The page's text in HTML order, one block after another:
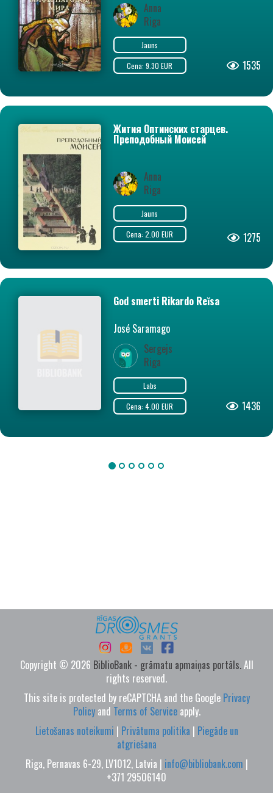
Anna
Riga
Jauns
Cena: 9.30 EUR
1535
Жития Оптинских старцев.
Преподобный Моисей
Anna
Riga
Jauns
Cena: 2.00 EUR
1275
God smerti Rikardo Reĭsa
José Saramago
Sergejs
Riga
Labs
Cena: 4.00 EUR
1436
Copyright © 2026 BiblioBank - grāmatu apmaiņas portāls.All
rights reserved.
This site is protected by reCAPTCHA and the Google Privacy
Policyand Terms of Serviceapply.
Lietošanas noteikumi | Privātuma politika | Piegāde un
atgriešana
Riga, Pernavas 6-29, LV1012, Latvia | info@bibliobank.com |
+371 29506140